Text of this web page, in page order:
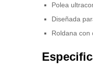
Polea
Diseñada
Roldana con